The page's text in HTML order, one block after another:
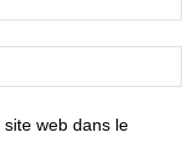
web dans le